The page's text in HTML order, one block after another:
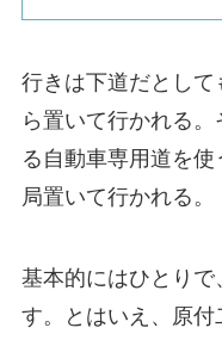
行きは下道だとし
ら置いて行かれる
る自動車専用道を
局置いて行かれる。
基本的にはひとりで
す。とはいえ、原